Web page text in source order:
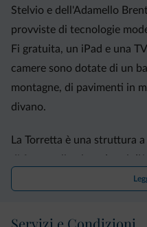
Stelvio e dell'Adamello
provviste di tecnologie
Fi gratuita, un iPad e una
camere sono dotate di un
montagne, di pavimenti in
divano.
La Torretta è una struttura a
Acolazionepotrete gustare
Servizi e Condizioni